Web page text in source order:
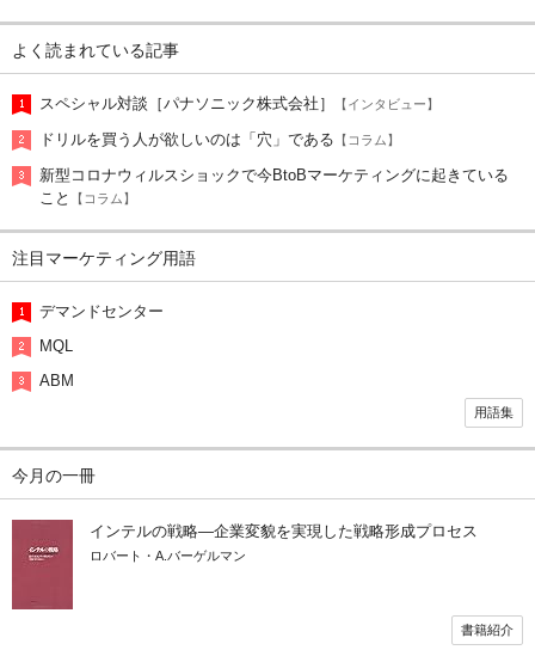
よく読まれている記事
スペシャル対談［パナソニック株式会社］ 【インタビュー】
ドリルを買う人が欲しいのは「穴」である 【コラム】
新型コロナウィルスショックで今BtoBマーケティングに起きている
こと
【コラム】
注目マーケティング用語
デマンドセンター
MQL
ABM
用語集
今月の一冊
インテルの戦略―企業変貌を実現した戦略形成プロセス
ロバート・A.バーゲルマン
書籍紹介